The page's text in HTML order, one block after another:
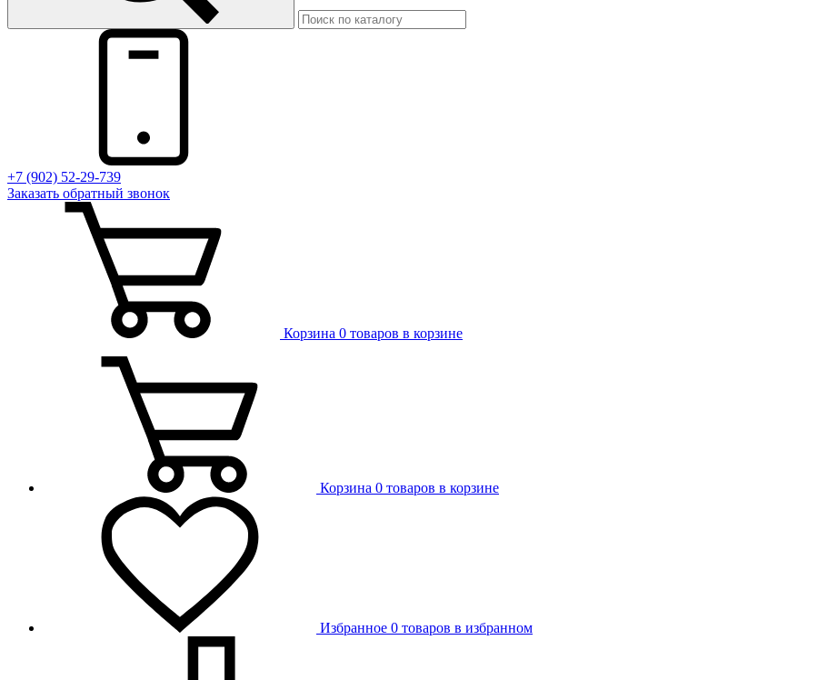
+7 (902) 52-29-739
Заказать обратный звонок
Корзина 0 товаров в корзине
Корзина 0 товаров в корзине
Избранное 0 товаров в избранном